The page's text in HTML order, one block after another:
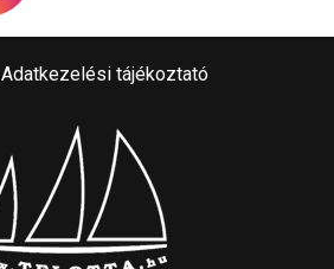
Adatkezelési tájékoztató